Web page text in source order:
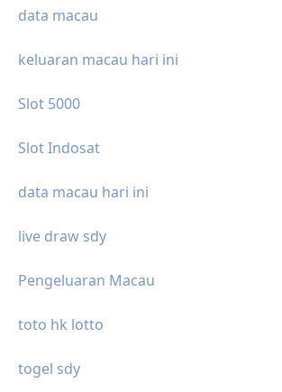
data macau
keluaran macau hari ini
Slot 5000
Slot Indosat
data macau hari ini
live draw sdy
Pengeluaran Macau
toto hk lotto
togel sdy